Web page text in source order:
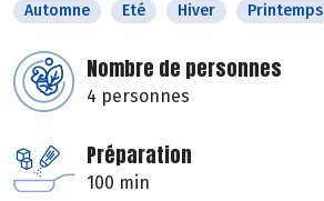
Automne
Eté Hiver Printemps
Nombre de personnes
4 personnes
Préparation
100 min